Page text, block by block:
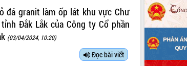
đá granit làm ốp lát khu vực Chư
tỉnh Đắk Lắk của Công ty Cổ phần
(03/04/2024, 10:20)
Đọc bài viết